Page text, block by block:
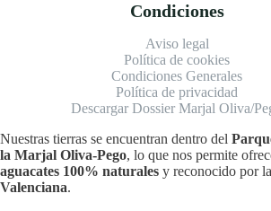
Condiciones
Aviso legal
Política de cookies
Condiciones Generales
Política de privacidad
Descargar Dossier Marjal Oliva/
Nuestras tierras se encuentran dentro del
la Marjal Oliva-Pego, lo que nos permite
aguacates 100% naturales y reconocido por la
Valenciana.